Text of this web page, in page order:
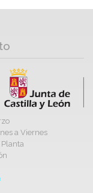
a Viernes